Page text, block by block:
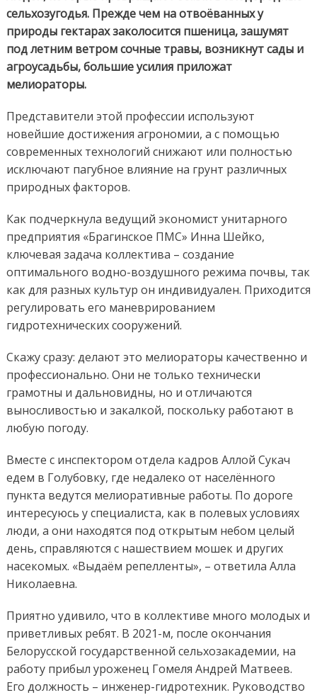
сельхозугодья. Прежде чем на отвоёванныху
природы гектарах заколосится пшеница, зашумят
под летним ветром сочные травы, возникнут сады и
агроусадьбы, большие усилия приложат
мелиораторы.
Представители этой профессии используют
новейшие достижения агрономии, а с помощью
современных технологий снижают или полностью
исключают пагубное влияние на грунт различных
природных факторов.
Как подчеркнула ведущий экономист унитарного
предприятия «Брагинское ПМС» Инна Шейко,
ключевая задача коллектива – создание
оптимального водно-воздушного режима почвы, так
как для разных культур он индивидуален. Приходится
регулировать его маневрированием
гидротехнических сооружений.
Скажу сразу: делают это мелиораторы качественно и
профессионально. Они не только технически
грамотны и дальновидны, но и отличаются
выносливостью и закалкой, поскольку работают в
любую погоду.
Вместе с инспектором отдела кадров Аллой Сукач
едем в Голубовку, где недалеко от населённого
пункта ведутся мелиоративные работы. По дороге
интересуюсь у специалиста, как в полевых условиях
люди, а они находятся под открытым небом целый
день, справляются с нашествием мошек и других
насекомых. «Выдаём репелленты», – ответила Алла
Николаевна.
Приятно удивило, что в коллективе много молодых и
приветливых ребят. В 2021-м, после окончания
Белорусской государственной сельхозакадемии, на
работу прибыл уроженец Гомеля Андрей Матвеев.
Его должность – инженер-гидротехник. Руководство